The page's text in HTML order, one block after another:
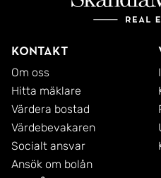
Kontakt
Om oss
Hitta mäklare
Värdera bostad
Värdebevakaren
Socialt ansvar
Ansök om bolån